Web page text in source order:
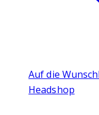
Auf die
Headshop